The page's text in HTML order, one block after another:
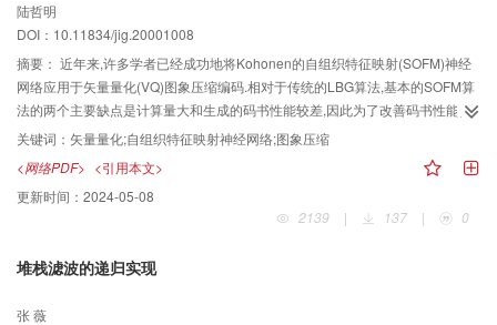
陆哲明
DOI：10.11834/jig.20001008
摘要： 近年来,许多学者已经成功地将Kohonen的自组织特征映射(SOFM)神经
网络应用于矢量量化(VQ)图象压缩编码.相对于传统的LBG算法,基本的SOFM算
法的两个主要缺点是计算量大和生成的码书性能较差,因此为了改善码书性能,对
基本的SOFM算法的权值调整方法作了一些改进,同时为了降低计算量,又在决定
获胜神经元的过程中,采用了快速搜索算法.在将改进的算法用于矢量量化码书设
计后,并把生成的码书用于图象的压缩编码.测试结果表明,改进的算法使码书设计
的计算量得到明显的降低,而且码书的性能得到了提高.
关键词： 矢量量化;自组织特征映射神经网络;图象压缩
<网络PDF> <引用本文>
更新时间： 2024-05-08
2139
| 137 | 0
堆栈滤波的递归实现
张 薇